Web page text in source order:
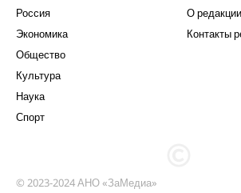
Россия
Экономика
Общество
Культура
Наука
Спорт
О редакции
Контакты
© 2023-2024 АНО «ЗаМедиа»